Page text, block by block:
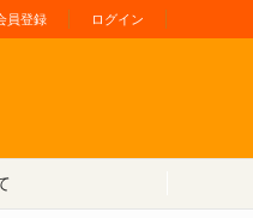
員登録 ログイン